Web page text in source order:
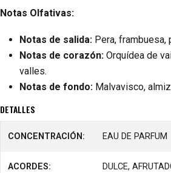
Notas Olfativas:
Notas de salida: Pera, frambuesa,
Notas de corazón: Orquídea de
valles.
Notas de fondo: Malvavisco,
DETALLES
CONCENTRACIÓN: EAU DE PARFUM
ACORDES: DULCE,